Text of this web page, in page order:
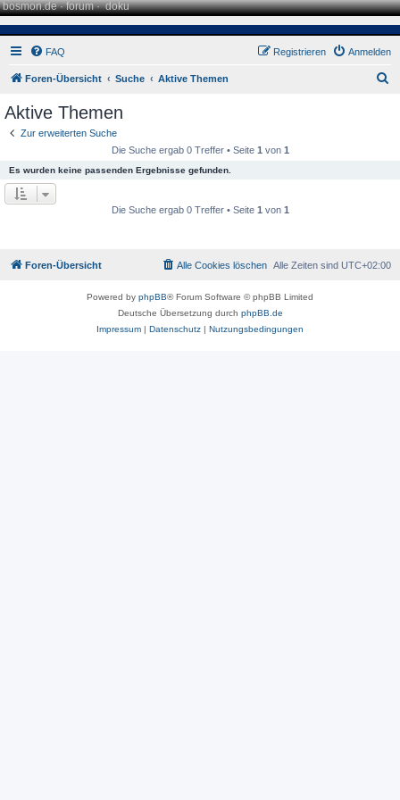
bosmon.de·forum·doku
FAQ Anmelden
Registrieren
Foren-Übersicht Suche Aktive Themen
Aktive Themen
Zur erweiterten Suche
Die Suche ergab 0 Treffer • Seite 1 von 1
Es wurden keine passenden Ergebnisse gefunden.
Die Suche ergab 0 Treffer • Seite 1 von 1
Foren-Übersicht Alle Zeiten sind UTC+02:00
Alle Cookies löschen
Powered by phpBB® Forum Software © phpBB Limited
Deutsche Übersetzung durch phpBB.de
Impressum | Datenschutz | Nutzungsbedingungen